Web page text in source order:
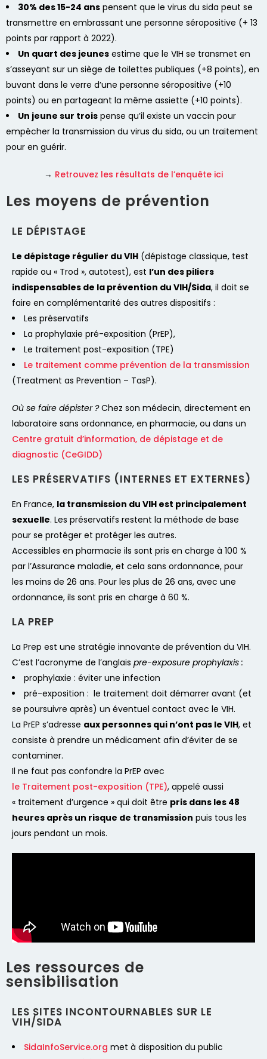
30% des 15-24 ans pensent que le virus du sida peut se
transmettre en embrassant une personne séropositive (+ 13
points par rapport à 2022).
Un quart des jeunes estime que le VIH se transmet en
s’asseyant sur un siège de toilettes publiques (+8 points), en
buvant dans le verre d’une personne séropositive (+10
points) ou en partageant la même assiette (+10 points).
Un jeune sur trois pense qu’il existe un vaccin pour
empêcher la transmission du virus du sida, ou un traitement
pour en guérir.
→ Retrouvez les résultats de l’enquête ici
Les moyens de prévention
LE DÉPISTAGE
Le dépistage régulier du VIH (dépistage classique, test
rapide ou « Trod », autotest), est l’un des piliers
indispensables de la prévention du VIH/Sida, il doit se
faire en complémentarité des autres dispositifs :
Les préservatifs
La prophylaxie pré-exposition (PrEP),
Le traitement post-exposition (TPE)
Le traitement comme prévention de la transmission
(Treatment as Prevention – TasP).
Où se faire dépister ?Chez son médecin, directement en
laboratoire sans ordonnance, en pharmacie, ou dans un
Centre gratuit d’information, de dépistage et de
diagnostic (CeGIDD)
LES PRÉSERVATIFS (INTERNES ET EXTERNES)
En France, la transmission du VIH est principalement
sexuelle. Les préservatifs restent la méthode de base
pour se protéger et protéger les autres.
Accessibles en pharmacie ils sont pris en charge à 100 %
par l’Assurance maladie, et cela sans ordonnance, pour
les moins de 26 ans. Pour les plus de 26 ans, avec une
ordonnance, ils sont pris en charge à 60 %.
LA PREP
La Prep est une stratégie innovante de prévention du VIH.
C’est l’acronyme de l’anglais pre-exposure prophylaxis :
prophylaxie : éviter une infection
pré-exposition : le traitement doit démarrer avant (et
se poursuivre après) un éventuel contact avec le VIH.
La PrEP s’adresse aux personnes qui n’ont pas le VIH, et
consiste à prendre un médicament afin d’éviter de se
contaminer.
Il ne faut pas confondre la PrEP avec
le Traitement post-exposition (TPE), appelé aussi
« traitement d’urgence » qui doit être pris dans les 48
heures après un risque de transmission puis tous les
jours pendant un mois.
Les ressources de
sensibilisation
LES SITES INCONTOURNABLES SUR LE
VIH/SIDA
SidaInfoService.org met à disposition du public